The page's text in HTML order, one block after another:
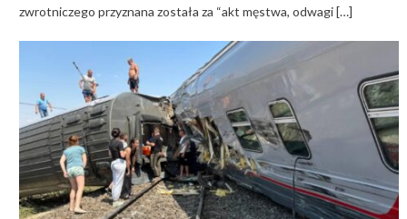
zwrotniczego przyznana została za “akt męstwa, odwagi […]